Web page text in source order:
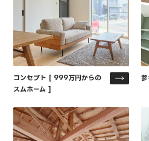
コンセプト [ 999万円からの
スムホーム ]
参